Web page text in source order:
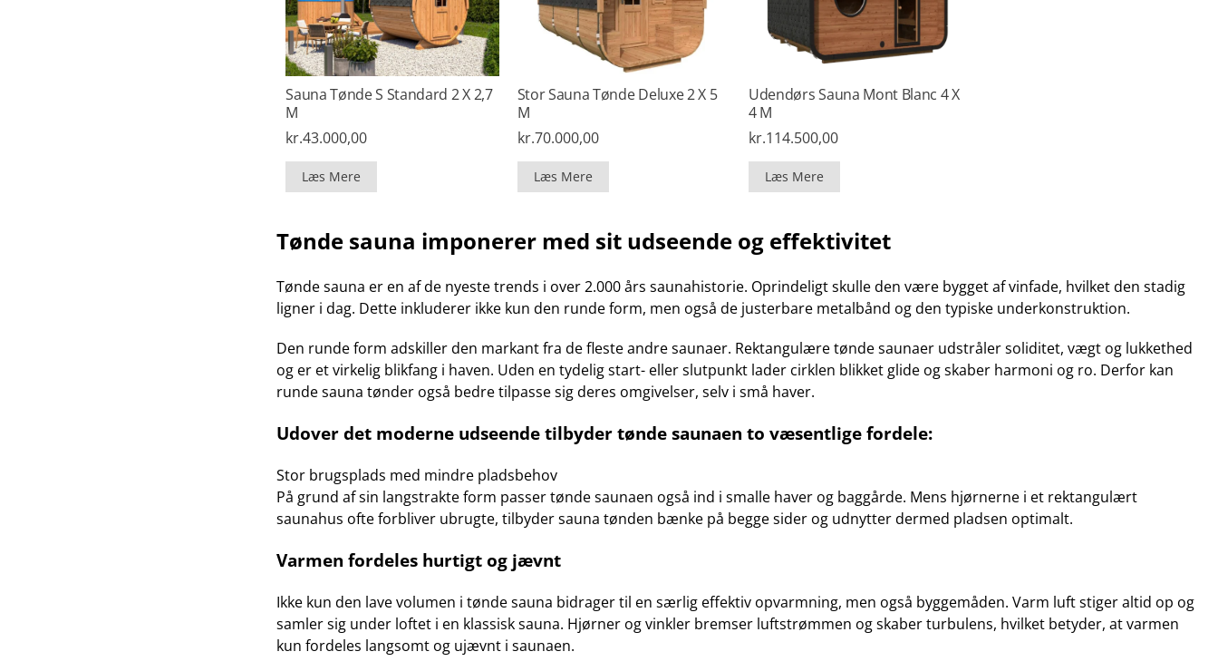
Sauna Tønde S Standard 2 X 2,7
M
kr.43.000,00
Læs Mere
Stor Sauna Tønde Deluxe 2 X 5
M
kr.70.000,00
Læs Mere
Udendørs Sauna Mont Blanc 4 X
4 M
kr.114.500,00
Læs Mere
Tønde sauna imponerer med sit udseende og effektivitet
Tønde sauna er en af de nyeste trends i over 2.000 års saunahistorie. Oprindeligt skulle den være bygget af vinfade, hvilket den stadig
ligner i dag. Dette inkluderer ikke kun den runde form, men også de justerbare metalbånd og den typiske underkonstruktion.
Den runde form adskiller den markant fra de fleste andre saunaer. Rektangulære tønde saunaer udstråler soliditet, vægt og lukkethed
og er et virkelig blikfang i haven. Uden en tydelig start- eller slutpunkt lader cirklen blikket glide og skaber harmoni og ro. Derfor kan
runde sauna tønder også bedre tilpasse sig deres omgivelser, selv i små haver.
Udover det moderne udseende tilbyder tønde saunaen to væsentlige fordele:
Stor brugsplads med mindre pladsbehov
På grund af sin langstrakte form passer tønde saunaen også ind i smalle haver og baggårde. Mens hjørnerne i et rektangulært
saunahus ofte forbliver ubrugte, tilbyder sauna tønden bænke på begge sider og udnytter dermed pladsen optimalt.
Varmen fordeles hurtigt og jævnt
Ikke kun den lave volumen i tønde sauna bidrager til en særlig effektiv opvarmning, men også byggemåden. Varm luft stiger altid op og
samler sig under loftet i en klassisk sauna. Hjørner og vinkler bremser luftstrømmen og skaber turbulens, hvilket betyder, at varmen
kun fordeles langsomt og ujævnt i saunaen.